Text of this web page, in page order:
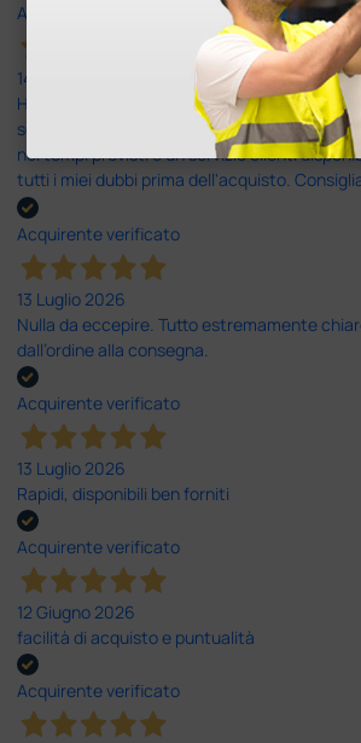
Acquirente verificato
14 Luglio 2026
Ho acquistato un ecografo da Doctor Shop
soddisfatto dell'esperienza.
nei tempi previsti e un servizio clienti
tutti i miei dubbi prima dell'acquisto.
Acquirente verificato
13 Luglio 2026
Nulla da eccepire. Tutto estremamente
dall’ordine alla consegna.
Acquirente verificato
13 Luglio 2026
Rapidi, disponibili ben forniti
Acquirente verificato
12 Giugno 2026
facilità di acquisto e puntualità
Acquirente verificato